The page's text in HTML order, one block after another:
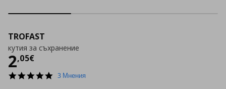
TROFAST
кутия за съхранение
2,05€
Цена
5.0
3 Мнения